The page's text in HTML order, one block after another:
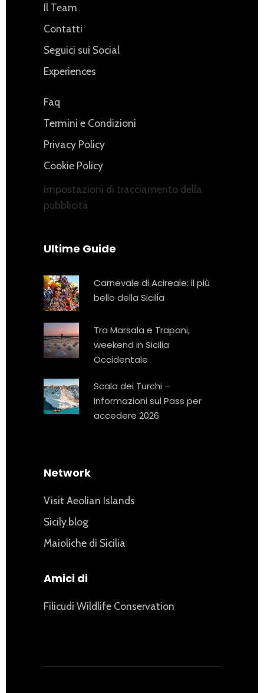
Il Team
Contatti
Seguici sui Social
Experiences
Faq
Termini e Condizioni
Privacy Policy
Cookie Policy
Impostazioni di tracciamento della
pubblicità
Ultime Guide
Carnevale di Acireale: il più
bello della Sicilia
Tra Marsala e Trapani,
weekend in Sicilia
Occidentale
Scala dei Turchi –
Informazioni sul Pass per
accedere 2026
Network
Visit Aeolian Islands
Sicily.blog
Maioliche di Sicilia
Amici di
Filicudi Wildlife Conservation